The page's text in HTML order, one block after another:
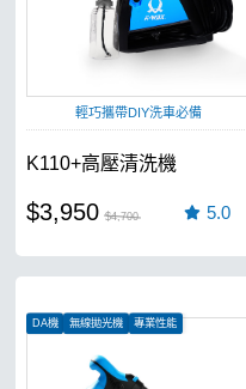
輕巧攜帶DIY洗車必備
K110+高壓清洗機
$3,950 $4,700 5.0
DA機 無線拋光機 專業性能